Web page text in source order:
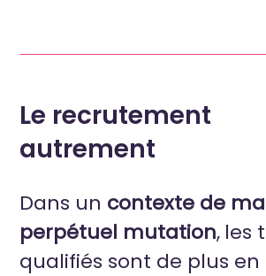
Le recrutement
autrement
Dans un contexte de
perpétuel mutation, les
qualifiés sont de plus en